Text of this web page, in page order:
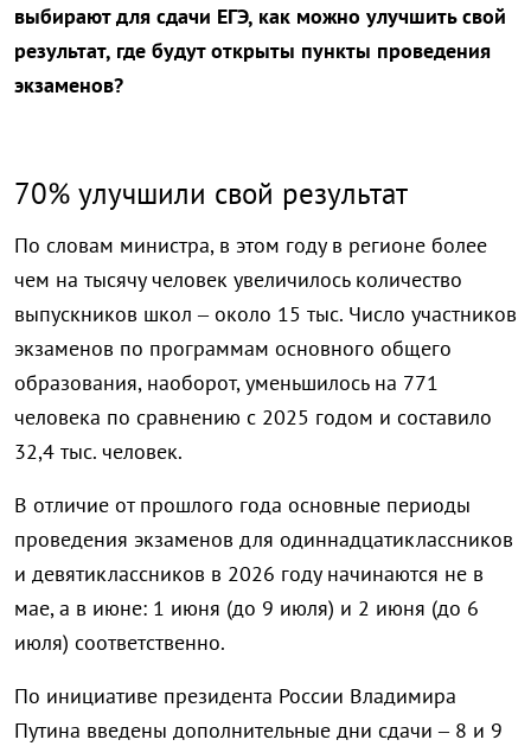
выбирают для сдачи ЕГЭ, как можно улучшить свой
результат, где будут открыты пункты проведения
экзаменов?
70% улучшили свой результат
По словам министра, в этом году в регионе более
чем на тысячу человек увеличилось количество
выпускников школ – около 15 тыс. Число участников
экзаменов по программам основного общего
образования, наоборот, уменьшилось на 771
человека по сравнению с 2025 годом и составило
32,4 тыс. человек.
В отличие от прошлого года основные периоды
проведения экзаменов для одиннадцатиклассников
и девятиклассников в 2026 году начинаются не в
мае, а в июне: 1 июня (до 9 июля) и 2 июня (до 6
июля) соответственно.
По инициативе президента России Владимира
Путина введены дополнительные дни сдачи – 8 и 9